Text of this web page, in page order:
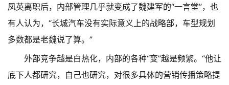
凤英离职后，内部管理几乎就变成了魏建军的“一言堂”，也
有人认为，“长城汽车没有实际意义上的战略部，车型规划
多数都是老魏说了算。”
外部竞争越是白热化，内部的各种“变”越是频繁。“他让
底下人都研究，自己也研究，对很多具体的营销传播策略提